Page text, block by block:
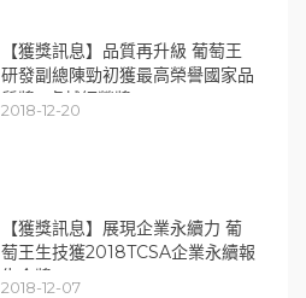
【獲獎訊息】品質再升級 葡萄王
研發副總陳勁初獲最高榮譽國家品
質獎─卓越經營獎
2018-12-20
【獲獎訊息】展現企業永續力 葡
萄王生技獲2018TCSA企業永續報
告金獎
2018-12-07